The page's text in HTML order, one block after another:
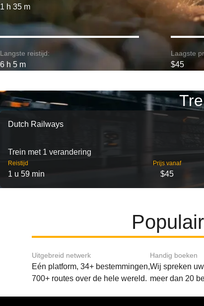
1 h 35 m
Langste reistijd:
6 h 5 m
Laagste
$45
Dutch Railways
Trein met 1 verandering
Reistijd
1 u 59 min
Prijs vanaf
$45
Uitgebreid netwerk
Eén platform, 34+ bestemmingen,
700+ routes over de hele wereld.
Handig boeken
Wij spreken
meer dan 20